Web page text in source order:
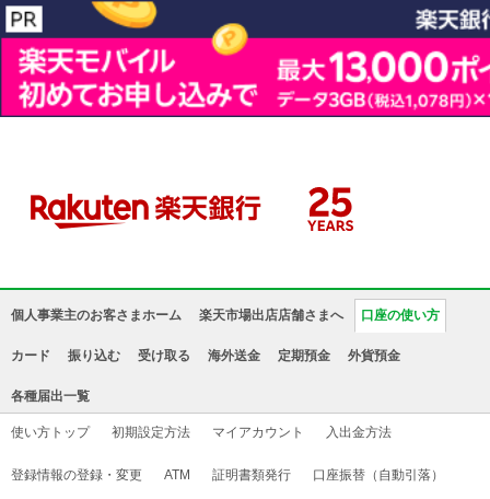
個人事業主のお客さまホーム 楽天市場出店店舗さまへ 口座の使い方
カード 振り込む 受け取る 海外送金 定期預金 外貨預金
各種届出一覧
使い方トップ 初期設定方法 マイアカウント 入出金方法
登録情報の登録・変更 ATM 証明書類発行 口座振替（自動引落）